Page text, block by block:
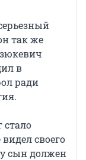
так же
в
ради
стало
своего
сын должен